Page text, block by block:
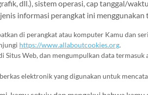
dll.), sistem operasi, cap tanggal/
informasi perangkat ini
di perangkat atau komputer Kamu dan
https://www.allaboutcookies.org.
Web, dan mengumpulkan data
elektronik yang digunakan untuk